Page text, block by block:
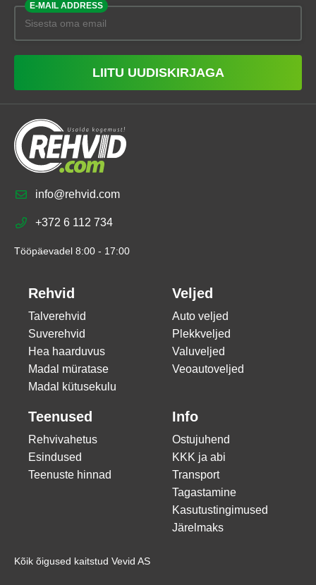
E-MAIL ADDRESS
LIITU UUDISKIRJAGA
info@rehvid.com
+372 6 112 734
Tööpäevadel 8:00 - 17:00
Rehvid
Talverehvid
Suverehvid
Hea haarduvus
Madal müratase
Madal kütusekulu
Veljed
Auto veljed
Plekkveljed
Valuveljed
Veoautoveljed
Teenused
Rehvivahetus
Esindused
Teenuste hinnad
Info
Ostujuhend
KKK ja abi
Transport
Tagastamine
Kasutustingimused
Järelmaks
Kõik õigused kaitstud Vevid AS